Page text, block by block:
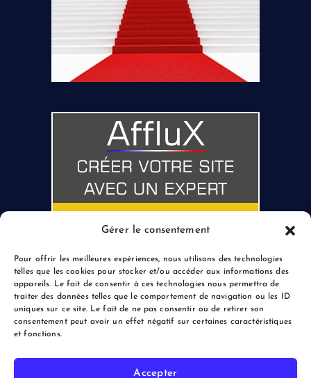
Gérer le consentement
Pour offrir les meilleures expériences, nous utilisons des technologies
telles que les cookies pour stocker et/ou accéder aux informations des
appareils. Le fait de consentir à ces technologies nous permettra de
traiter des données telles que le comportement de navigation ou les ID
uniques sur ce site. Le fait de ne pas consentir ou de retirer son
consentement peut avoir un effet négatif sur certaines caractéristiques
et fonctions.
Accepter